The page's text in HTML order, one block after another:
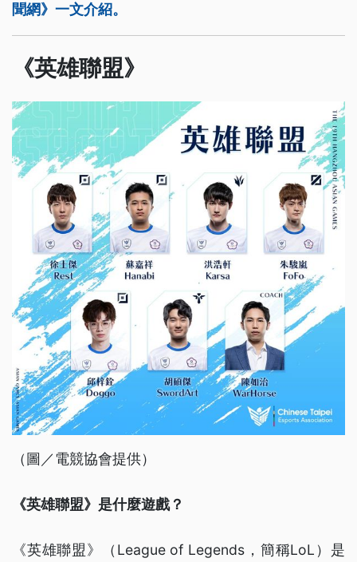
聞網》一文介紹。
《英雄聯盟》
（圖／電競協會提供）
《英雄聯盟》是什麼遊戲？
《英雄聯盟》（League of Legends，簡稱LoL）是